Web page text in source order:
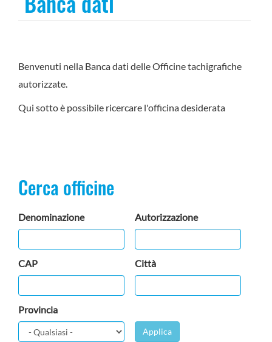
Benvenuti nella Banca dati delle Officine tachigrafiche
autorizzate.
Qui sotto è possibile ricercare l'officina desiderata
Cerca officine
Denominazione Autorizzazione
CAP Città
Provincia
Applica